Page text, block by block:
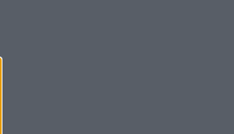
Γυμνασίου Ηρακλείου